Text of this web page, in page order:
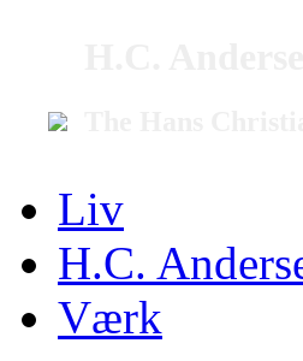
Liv
H.C.
Værk